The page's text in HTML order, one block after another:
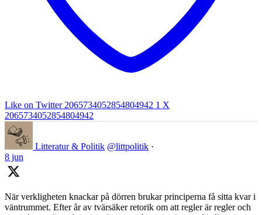
Like on Twitter 2065734052854804942 1 X
2065734052854804942
Litteratur & Politik @littpolitik ·
8 jun
När verkligheten knackar på dörren brukar principerna få sitta kvar i
väntrummet. Efter år av tvärsäker retorik om att regler är regler och